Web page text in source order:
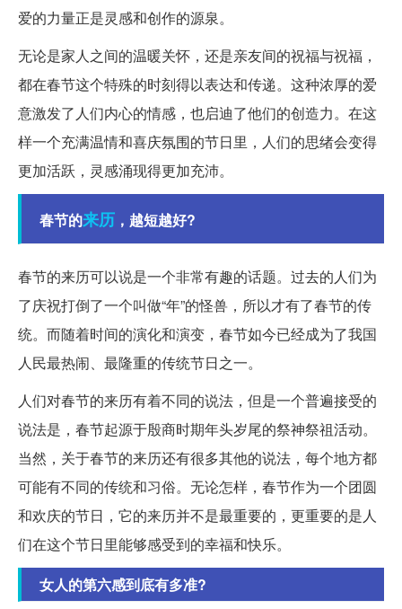
爱的力量正是灵感和创作的源泉。
无论是家人之间的温暖关怀，还是亲友间的祝福与祝福，
都在春节这个特殊的时刻得以表达和传递。这种浓厚的爱
意激发了人们内心的情感，也启迪了他们的创造力。在这
样一个充满温情和喜庆氛围的节日里，人们的思绪会变得
更加活跃，灵感涌现得更加充沛。
春节的来历 ，越短越好?
春节的来历可以说是一个非常有趣的话题。过去的人们为
了庆祝打倒了一个叫做“年”的怪兽，所以才有了春节的传
统。而随着时间的演化和演变，春节如今已经成为了我国
人民最热闹、最隆重的传统节日之一。
人们对春节的来历有着不同的说法，但是一个普遍接受的
说法是，春节起源于殷商时期年头岁尾的祭神祭祖活动。
当然，关于春节的来历还有很多其他的说法，每个地方都
可能有不同的传统和习俗。无论怎样，春节作为一个团圆
和欢庆的节日，它的来历并不是最重要的，更重要的是人
们在这个节日里能够感受到的幸福和快乐。
女人的第六感到底有多准?